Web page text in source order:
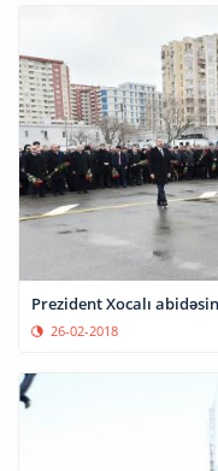
Prezident Xocalı
26-02-2018